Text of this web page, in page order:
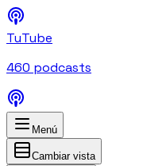
TuTube
460 podcasts
Menú
Cambiar vista